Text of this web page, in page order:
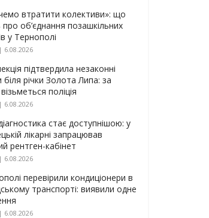
втратити колективи»: що
об’єднання позашкільних
у Тернополі
6.08.2026
підтвердила незаконні
річки Золота Липа: за
поліція
6.08.2026
стає доступнішою: у
лікарні запрацював
рентген-кабінет
6.08.2026
перевірили кондиціонери в
транспорті: виявили одне
6.08.2026